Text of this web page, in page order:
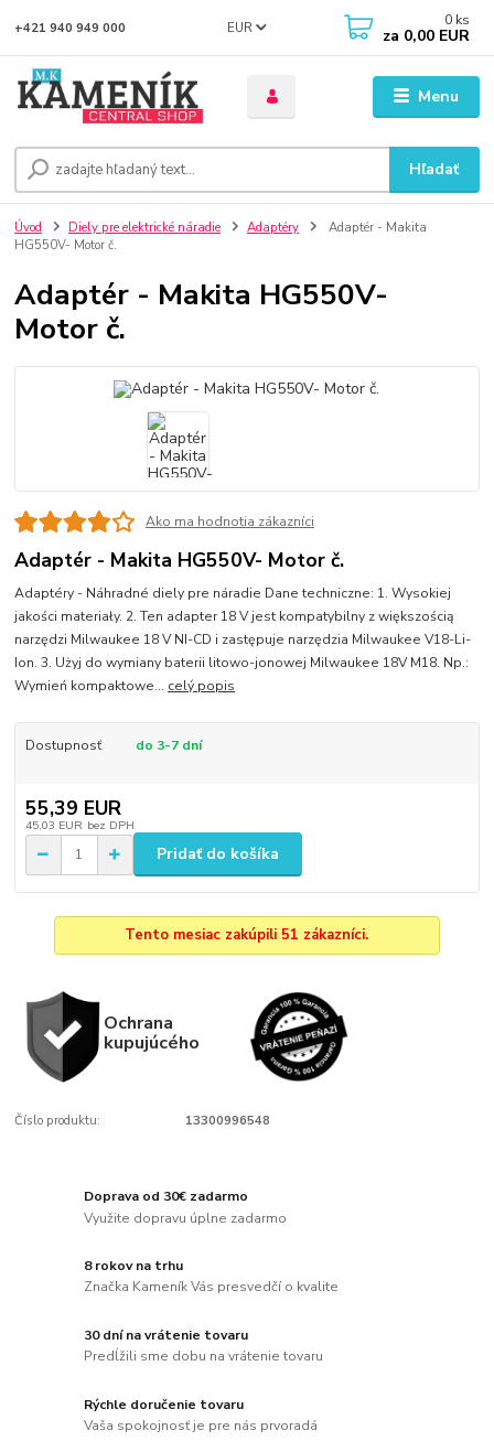
Menu
EUR
Hľadať
+421 940 949 000 0 ks
za 0,00 EUR
Úvod Diely pre elektrické náradie Adaptéry
Adaptér - Makita
HG550V- Motor č.
Adaptér - Makita HG550V-
Motor č.
Ako ma hodnotia zákazníci
Adaptér - Makita HG550V- Motor č.
Adaptéry - Náhradné diely pre náradie Dane techniczne: 1. Wysokiej
jakości materiały. 2. Ten adapter 18 V jest kompatybilny z większością
narzędzi Milwaukee 18 V NI-CD i zastępuje narzędzia Milwaukee V18-Li-
Ion. 3. Użyj do wymiany baterii litowo-jonowej Milwaukee 18V M18. Np.:
Wymień kompaktowe... celý popis
Dostupnosť do 3-7 dní
55,39 EUR
45,03 EUR bez DPH
Pridať do košíka
Tento mesiac zakúpili 51 zákazníci.
Ochrana
kupujúcého
Číslo produktu: 13300996548
Doprava od 30€ zadarmo
Využite dopravu úplne zadarmo
8 rokov na trhu
Značka Kameník Vás presvedčí o kvalite
30 dní na vrátenie tovaru
Predĺžili sme dobu na vrátenie tovaru
Rýchle doručenie tovaru
Vaša spokojnosť je pre nás prvoradá